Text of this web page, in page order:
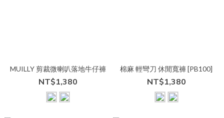
MUILLY 剪裁微喇叭落地牛仔褲
NT$1,380
棉麻 輕彎刀 休閒寬褲 [PB100]
NT$1,380